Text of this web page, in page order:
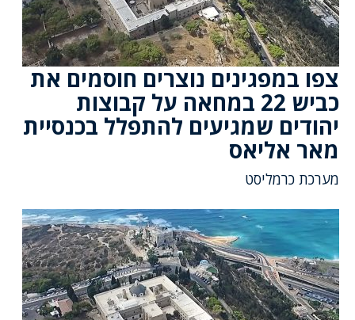
צפו במפגינים נוצרים חוסמים את
כביש 22 במחאה על קבוצות
יהודים שמגיעים להתפלל בכנסיית
מאר אליאס
מערכת כרמליסט